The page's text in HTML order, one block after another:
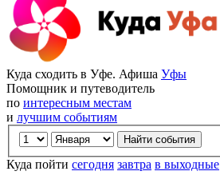
Куда сходить в Уфе. Афиша Уфы
Помощник и путеводитель
по интересным местам
и лучшим событиям
Куда пойти сегодня завтра в выходные